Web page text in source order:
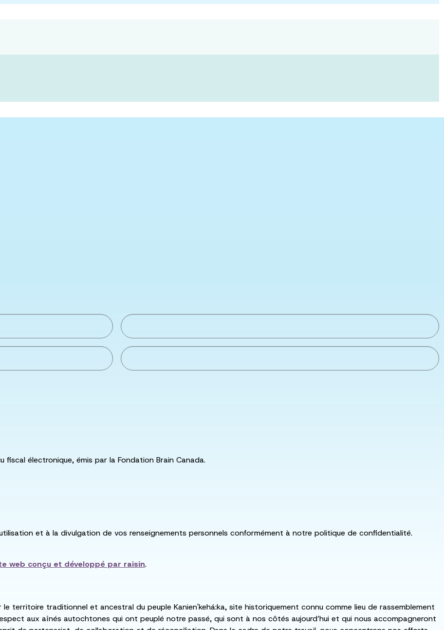
électronique, émis par la Fondation Brain Canada.
et à la divulgation de vos renseignements personnels conformément à notre politique de confidentialité.
web conçu et développé par raisin.
territoire traditionnel et ancestral du peuple Kanien'kehá:ka, site historiquement connu comme lieu de rassemblement
aux aînés autochtones qui ont peuplé notre passé, qui sont à nos côtés aujourd’hui et qui nous accompagneront